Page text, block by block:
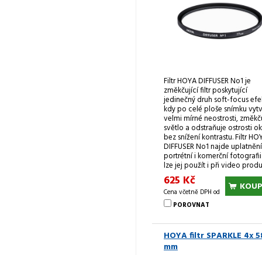
Filtr HOYA DIFFUSER No1 je
změkčující filtr poskytující
jedinečný druh soft-focus
kdy po celé ploše snímku
velmi mírné neostrosti,
světlo a odstraňuje ostrosti
bez snížení kontrastu. Filtr
DIFFUSER No1 najde
portrétní i komerční
lze jej použít i při video
625 Kč
Cena včetně DPH od
POROVNAT
HOYA filtr SPARKLE 4x
mm